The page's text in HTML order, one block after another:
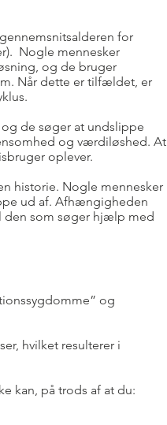
for
Nogle mennesker
og de bruger
Når dette er tilfældet, er
de søger at undslippe
og værdiløshed. At
oplever.
historie. Nogle mennesker
ud af. Afhængigheden
den som søger hjælp med
og
hvilket resulterer i
kan, på trods af at du: